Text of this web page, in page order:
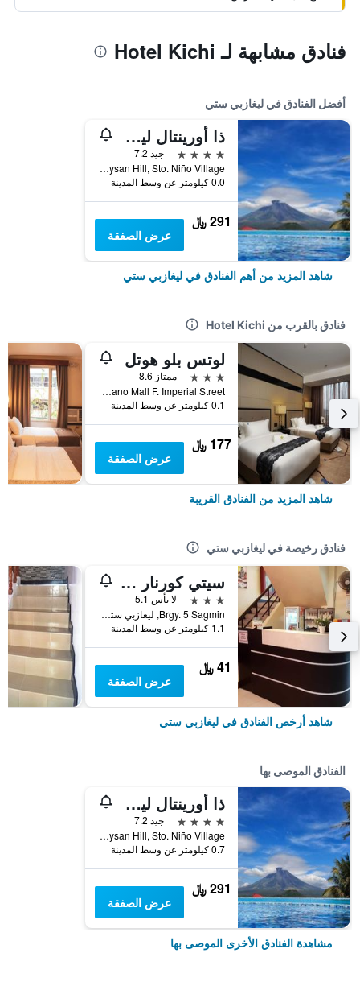
فنادق مشابهة لـ Hotel Kichi
أفضل الفنادق في ليغازبي ستي
ذا أورينتال ليجزابي
4 نجوم
جيد 7.2
Taysan Hill, Sto. Niño Village, ليغازبي ستي, الفلبين
0.0 كيلومتر عن وسط المدينة
291 ﷼
عرض الصفقة
شاهد المزيد من أهم الفنادق في ليغازبي ستي
فنادق بالقرب من Hotel Kichi
لوتس بلو هوتل
3 نجوم
ممتاز 8.6
Yashano Mall F. Imperial Street, ليغازبي ستي, الفلبين
0.1 كيلومتر عن وسط المدينة
177 ﷼
عرض الصفقة
شاهد المزيد من الفنادق القريبة
فنادق رخيصة في ليغازبي ستي
سيتي كورنار هوتل
3 نجوم
لا بأس 5.1
Brgy. 5 Sagmin, ليغازبي ستي, الفلبين
1.1 كيلومتر عن وسط المدينة
41 ﷼
عرض الصفقة
شاهد أرخص الفنادق في ليغازبي ستي
الفنادق الموصى بها
ذا أورينتال ليجزابي
4 نجوم
جيد 7.2
Taysan Hill, Sto. Niño Village, ليغازبي ستي, الفلبين
0.7 كيلومتر عن وسط المدينة
291 ﷼
عرض الصفقة
مشاهدة الفنادق الأخرى الموصى بها